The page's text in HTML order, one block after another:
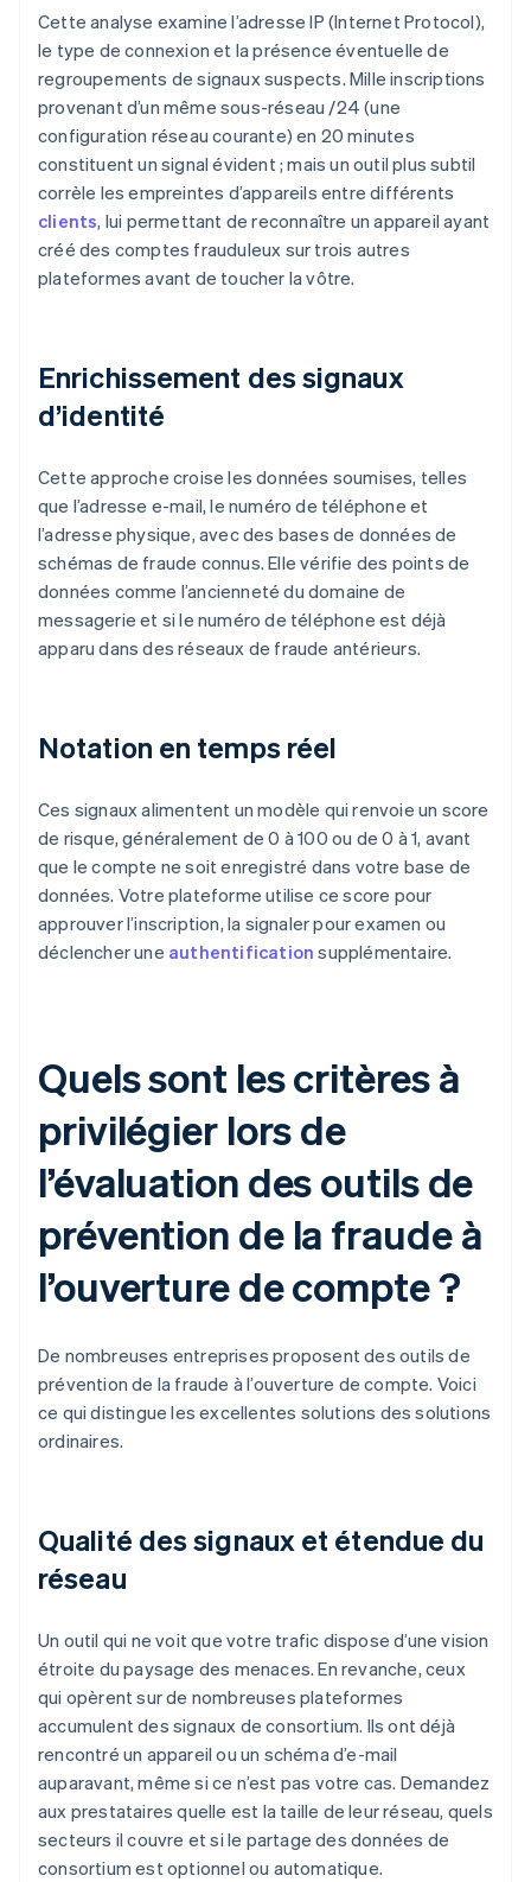
Cette analyse examine l’adresse IP (Internet Protocol),
le type de connexion et la présence éventuelle de
regroupements de signaux suspects. Mille inscriptions
provenant d’un même sous-réseau /24 (une
configuration réseau courante) en 20 minutes
constituent un signal évident ; mais un outil plus subtil
corrèle les empreintes d’appareils entre différents
clients, lui permettant de reconnaître un appareil ayant
créé des comptes frauduleux sur trois autres
plateformes avant de toucher la vôtre.
Enrichissement des signaux
d’identité
Cette approche croise les données soumises, telles
que l’adresse e-mail, le numéro de téléphone et
l’adresse physique, avec des bases de données de
schémas de fraude connus. Elle vérifie des points de
données comme l’ancienneté du domaine de
messagerie et si le numéro de téléphone est déjà
apparu dans des réseaux de fraude antérieurs.
Notation en temps réel
Ces signaux alimentent un modèle qui renvoie un score
de risque, généralement de 0 à 100 ou de 0 à 1, avant
que le compte ne soit enregistré dans votre base de
données. Votre plateforme utilise ce score pour
approuver l’inscription, la signaler pour examen ou
déclencher une authentification supplémentaire.
Quels sont les critères à
privilégier lors de
l’évaluation des outils de
prévention de la fraude à
l’ouverture de compte ?
De nombreuses entreprises proposent des outils de
prévention de la fraude à l’ouverture de compte. Voici
ce qui distingue les excellentes solutions des solutions
ordinaires.
Qualité des signaux et étendue du
réseau
Un outil qui ne voit que votre trafic dispose d’une vision
étroite du paysage des menaces. En revanche, ceux
qui opèrent sur de nombreuses plateformes
accumulent des signaux de consortium. Ils ont déjà
rencontré un appareil ou un schéma d’e-mail
auparavant, même si ce n’est pas votre cas. Demandez
aux prestataires quelle est la taille de leur réseau, quels
secteurs il couvre et si le partage des données de
consortium est optionnel ou automatique.